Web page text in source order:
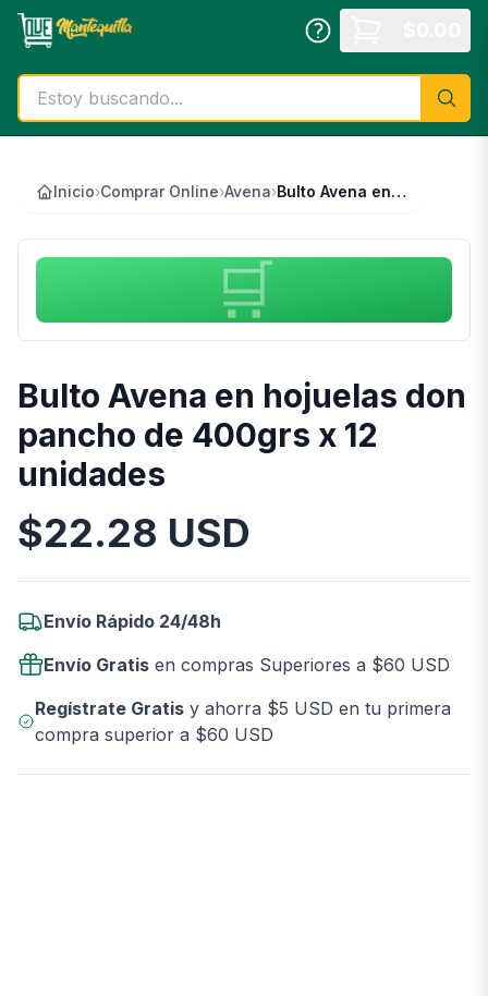
Saltar al contenido principal
Inicio›Comprar Online›Avena› Bulto Avena en hojuelas don pancho de 400grs x 12 unidades
🛒
Bulto Avena en hojuelas don
pancho de 400grs x 12
unidades
Información del Producto
$22.28 USD
Envío Rápido 24/48h
Envío Gratis en compras Superiores a $60 USD
Regístrate Gratisy ahorra $5 USD en tu primera
compra superior a $60 USD